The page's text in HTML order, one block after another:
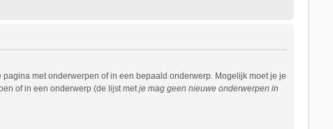
met onderwerpen of in een bepaald onderwerp. Mogelijk moet je je
of in een onderwerp (de lijst metje mag geen nieuwe onderwerpen in